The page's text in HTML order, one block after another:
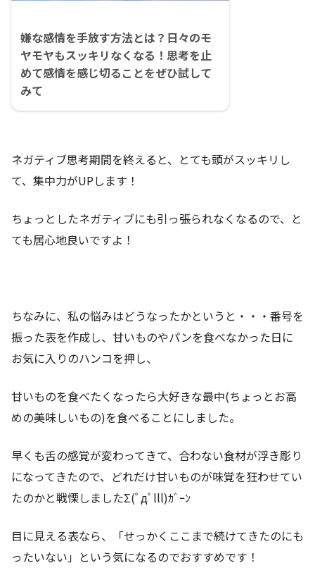
嫌な感情を手放す方法とは？日々のモ
ヤモヤもスッキリなくなる！思考を止
めて感情を感じ切ることをぜひ試して
みて
ネガティブ思考期間を終えると、とても頭がスッキリし
て、集中力がUPします！
ちょっとしたネガティブにも引っ張られなくなるので、と
ても居心地良いですよ！
ちなみに、私の悩みはどうなったかというと・・・番号を
振った表を作成し、甘いものやパンを食べなかった日に
お気に入りのハンコを押し、
甘いものを食べたくなったら大好きな最中(ちょっとお高
めの美味しいもの)を食べることにしました。
早くも舌の感覚が変わってきて、合わない食材が浮き彫り
になってきたので、どれだけ甘いものが味覚を狂わせてい
たのかと戦慄しましたΣ(ﾟдﾟlll)ｶﾞｰﾝ
目に見える表なら、「せっかくここまで続けてきたのにも
ったいない」という気になるのでおすすめです！